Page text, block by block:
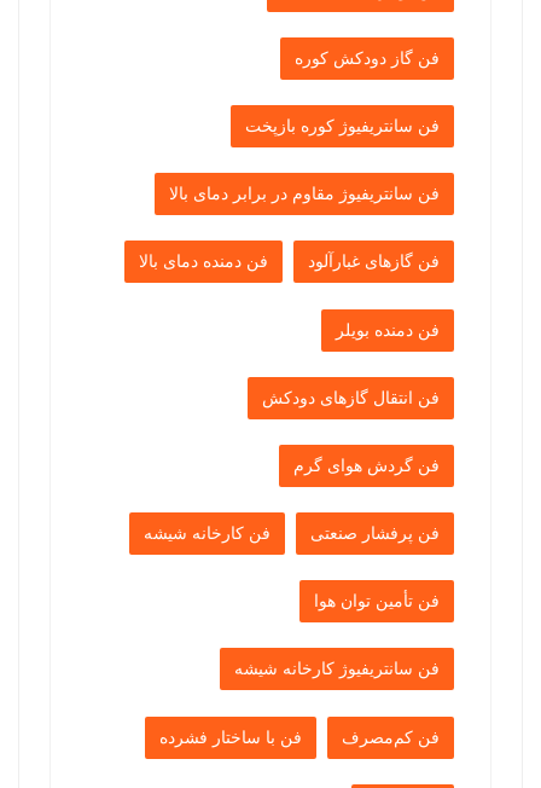
فن گاز دودکش کوره
فن سانتریفیوژ کوره بازپخت
فن سانتریفیوژ مقاوم در برابر دمای بالا
فن گازهای غبارآلود فن دمنده دمای بالا
فن دمنده بویلر
فن انتقال گازهای دودکش
فن گردش هوای گرم
فن پرفشار صنعتی فن کارخانه شیشه
فن تأمین توان هوا
فن سانتریفیوژ کارخانه شیشه
فن کم‌مصرف فن با ساختار فشرده